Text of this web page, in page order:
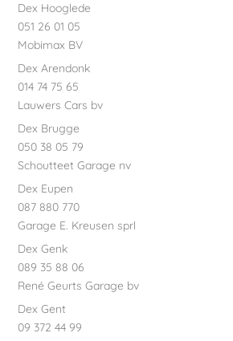
Dex Hooglede
051 26 01 05
Mobimax BV
Dex Arendonk
014 74 75 65
Lauwers Cars bv
Dex Brugge
050 38 05 79
Schoutteet Garage nv
Dex Eupen
087 880 770
Garage E. Kreusen sprl
Dex Genk
089 35 88 06
René Geurts Garage bv
Dex Gent
09 372 44 99